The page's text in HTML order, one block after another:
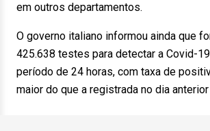
em outros departamentos.
O governo italiano informou ainda que
425.638 testes para detectar a Covid-
período de 24 horas, com taxa de
maior do que a registrada no dia